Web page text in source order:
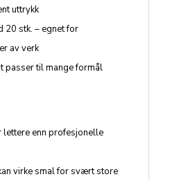
uttrykk
20 stk. – egnet for
av verk
passer til mange formål
lettere enn profesjonelle
virke smal for svært store